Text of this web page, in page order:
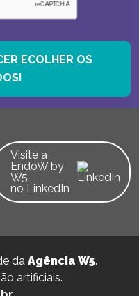
ECOLHER OS
Visite a
EndoW by
W5
no LinkedIn
da Agência W5.
artificiais.